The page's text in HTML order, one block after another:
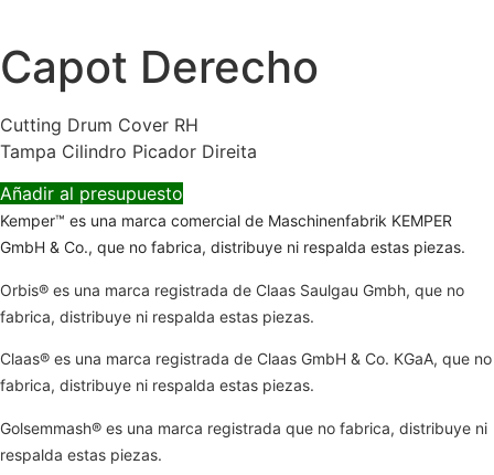
Capot Derecho
Cutting Drum Cover RH
Tampa Cilindro Picador Direita
Añadir al presupuesto
Kemper™ es una marca comercial de Maschinenfabrik KEMPER
GmbH & Co., que no fabrica, distribuye ni respalda estas piezas.
Orbis® es una marca registrada de Claas Saulgau Gmbh, que no
fabrica, distribuye ni respalda estas piezas.
Claas® es una marca registrada de Claas GmbH & Co. KGaA, que no
fabrica, distribuye ni respalda estas piezas.
Golsemmash® es una marca registrada que no fabrica, distribuye ni
respalda estas piezas.